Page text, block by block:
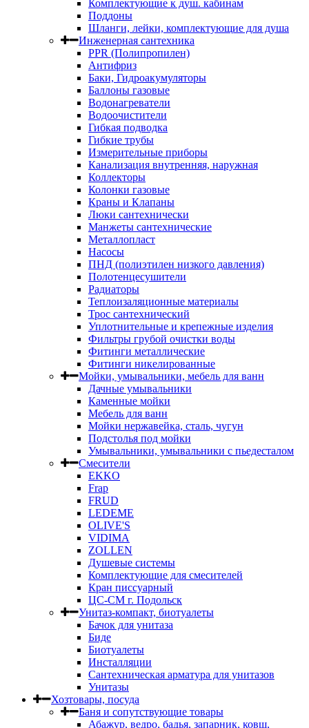
Комплектующие к душ. кабинам
Поддоны
Шланги, лейки, комплектующие для душа
Инженерная сантехника
PPR (Полипропилен)
Антифриз
Баки, Гидроакумуляторы
Баллоны газовые
Водонагреватели
Водоочистители
Гибкая подводка
Гибкие трубы
Измерительные приборы
Канализация внутренняя, наружная
Коллекторы
Колонки газовые
Краны и Клапаны
Люки сантехнически
Манжеты сантехнические
Металлопласт
Насосы
ПНД (полиэтилен низкого давления)
Полотенцесушители
Радиаторы
Теплоизаляционные материалы
Трос сантехнический
Уплотнительные и крепежные изделия
Фильтры грубой очистки воды
Фитинги металлические
Фитинги никелированные
Мойки, умывальники, мебель для ванн
Дачные умывальники
Каменные мойки
Мебель для ванн
Мойки нержавейка, сталь, чугун
Подстолья под мойки
Умывальники, умывальники с пьедесталом
Смесители
EKKO
Frap
FRUD
LEDEME
OLIVE'S
VIDIMA
ZOLLEN
Душевые системы
Комплектующие для смесителей
Кран писсуарный
ЦС-СМ г. Подольск
Унитаз-компакт, биотуалеты
Бачок для унитаза
Биде
Биотуалеты
Инсталляции
Сантехническая арматура для унитазов
Унитазы
Хозтовары, посуда
Баня и сопутствующие товары
Абажур, ведро, бадья, запарник, ковш,